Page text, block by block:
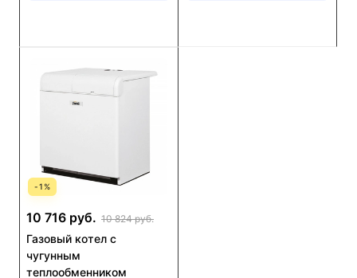
-1%
10 716 руб. 10 824 руб.
Газовый котел с
чугунным
теплообменником